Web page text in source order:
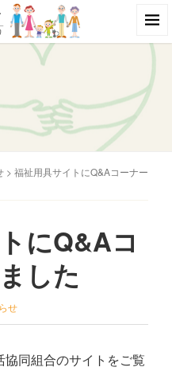
> 福祉用具サイトにQ&Aコーナー
にQ&Aコ
した
せ
同組合のサイトをご覧